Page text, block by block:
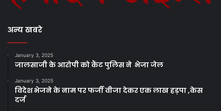
अन्य खबरे
January 3, 2025
जालसाजी के आरोपी को कैंट पुलिस ने भेजा जेल
January 3, 2025
विदेश भेजने के नाम पर फर्जी वीजा देकर एक लाख हड़पा ,केस
दर्ज